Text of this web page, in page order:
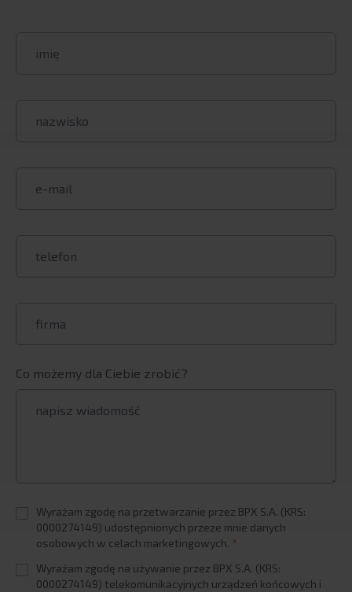
Co możemy dla Ciebie zrobić?
Wyrażam zgodę na przetwarzanie przez BPX S.A. (KRS:
0000274149) udostępnionych przeze mnie danych
osobowych w celach marketingowych. *
Wyrażam zgodę na używanie przez BPX S.A. (KRS:
0000274149) telekomunikacyjnych urządzeń końcowych i